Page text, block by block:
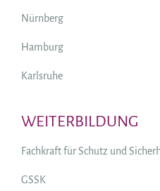
Nürnberg
Hamburg
Karlsruhe
WEITERBILDUNG
Fachkraft für Schutz und
GSSK